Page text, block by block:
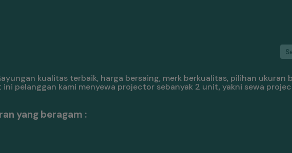
kualitas terbaik, harga bersaing, merk berkualitas, pilihan ukuran
pelanggan kami menyewa projector sebanyak 2 unit, yakni sewa
yang beragam :